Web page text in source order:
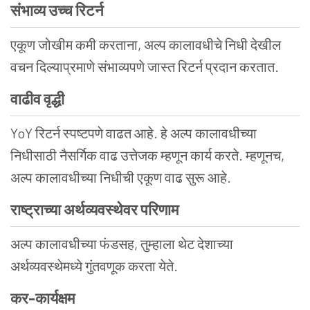
संभाव्य उच्च रिटर्न
एकूण जोखीम कमी करताना, अल्प कालावधीचे निधी देखील
वचन दिल्याप्रमाणे संभाव्यपणे जास्त रिटर्न प्रदान करतात.
वाढीववृद्धी
YoY रिटर्न स्पष्टपणे वाढत आहे. हे अल्प कालावधीच्या
निधीसाठी नैसर्गिक वाढ उत्तेजक म्हणून कार्य करते. म्हणूनच,
अल्प कालावधीच्या निधीची एकूण वाढ सुरू आहे.
राष्ट्राच्याअर्थव्यवस्थेवरपरिणाम
अल्प कालावधीच्या फंडसह, तुम्हाला थेट देशाच्या
अर्थव्यवस्थेमध्ये गुंतवणूक करता येते.
कर-कार्यक्षम